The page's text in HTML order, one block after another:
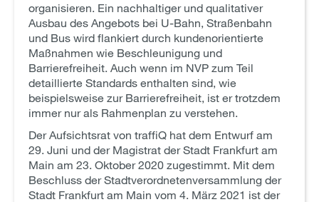
organisieren. Ein nachhaltiger und qualitativer
Ausbau des Angebots bei U-Bahn, Straßenbahn
und Bus wird flankiert durch kundenorientierte
Maßnahmen wie Beschleunigung und
Barrierefreiheit. Auch wenn im NVP zum Teil
detaillierte Standards enthalten sind, wie
beispielsweise zur Barrierefreiheit, ist er trotzdem
immer nur als Rahmenplan zu verstehen.
Der Aufsichtsrat von traffiQ hat dem Entwurf am
29. Juni und der Magistrat der Stadt Frankfurt am
Main am 23. Oktober 2020 zugestimmt. Mit dem
Beschluss der Stadtverordnetenversammlung der
Stadt Frankfurt am Main vom 4. März 2021 ist der